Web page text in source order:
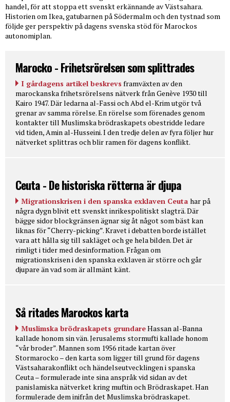
handel, för att stoppa ett svenskt erkännande av Västsahara.
Historien om Ikea, gatubarnen på Södermalm och den tystnad som
följde ger perspektiv på dagens svenska stöd för Marockos
autonomiplan.
Marocko - Frihetsrörelsen som splittrades
I gårdagens artikel beskrevs framväxten av den
marockanska frihetsrörelsens nätverk från Genève 1930 till
Kairo 1947. Där ledarna al-Fassi och Abd el-Krim utgör två
grenar av samma rörelse. En rörelse som förenades genom
kontakter till Muslimska brödraskapets obestridde ledare
vid tiden, Amin al-Husseini. I den tredje delen av fyra följer hur
nätverket splittras och blir ramen för dagens konflikt.
Ceuta - De historiska rötterna är djupa
Migrationskrisen i den spanska exklaven Ceuta har på
några dygn blivit ett svenskt inrikespolitiskt slagträ. Där
bägge sidor blockgränsen ägnar sig åt något som bäst kan
liknas för “Cherry-picking”. Kravet i debatten borde istället
vara att hålla sig till sakläget och ge hela bilden. Det är
rimligt i tider med desinformation. Frågan om
migrationskrisen i den spanska exklaven är större och går
djupare än vad som är allmänt känt.
Så ritades Marockos karta
Muslimska brödraskapets grundareHassan al-Banna
kallade honom sin vän. Jerusalems stormufti kallade honom
“vår broder”. Mannen som 1956 ritade kartan över
Stormarocko – den karta som ligger till grund för dagens
Västsaharakonflikt och händelseutvecklingen i spanska
Ceuta – formulerade inte sina anspråk vid sidan av det
panislamiska nätverket kring muftin och Brödraskapet. Han
formulerade dem inifrån det Muslimska brödraskapet.